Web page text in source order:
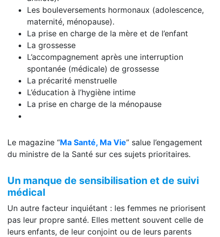
Les bouleversements hormonaux (adolescence,
maternité, ménopause).
La prise en charge de la mère et de l’enfant
La grossesse
L’accompagnement après une interruption
spontanée (médicale) de grossesse
La précarité menstruelle
L’éducation à l’hygiène intime
La prise en charge de la ménopause
Le magazine “Ma Santé, Ma Vie” salue l’engagement
du ministre de la Santé sur ces sujets prioritaires.
Un manque de sensibilisation et de suivi
médical
Un autre facteur inquiétant : les femmes ne priorisent
pas leur propre santé. Elles mettent souvent celle de
leurs enfants, de leur conjoint ou de leurs parents